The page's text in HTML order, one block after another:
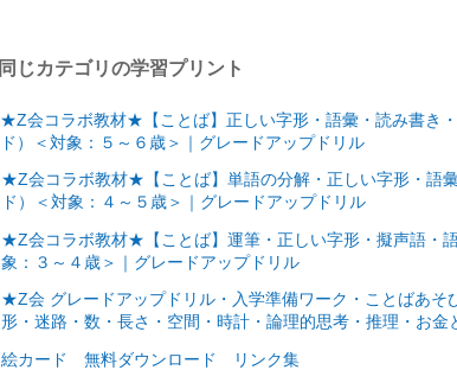
同じカテゴリの学習プリント
★Z会コラボ教材★【ことば】正しい字形・語彙・読み書き
ド）＜対象：５～６歳＞｜グレードアップドリル
★Z会コラボ教材★【ことば】単語の分解・正しい字形・語
ド）＜対象：４～５歳＞｜グレードアップドリル
★Z会コラボ教材★【ことば】運筆・正しい字形・擬声語・
象：３～４歳＞｜グレードアップドリル
★Z会 グレードアップドリル・入学準備ワーク・ことばあそ
形・迷路・数・長さ・空間・時計・論理的思考・推理・お
絵カード 無料ダウンロード リンク集